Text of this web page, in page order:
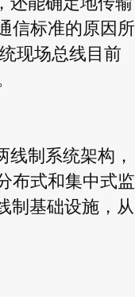
信标准的原因所
现场总线目前
制系统架构，
布式和集中式监
制基础设施，从